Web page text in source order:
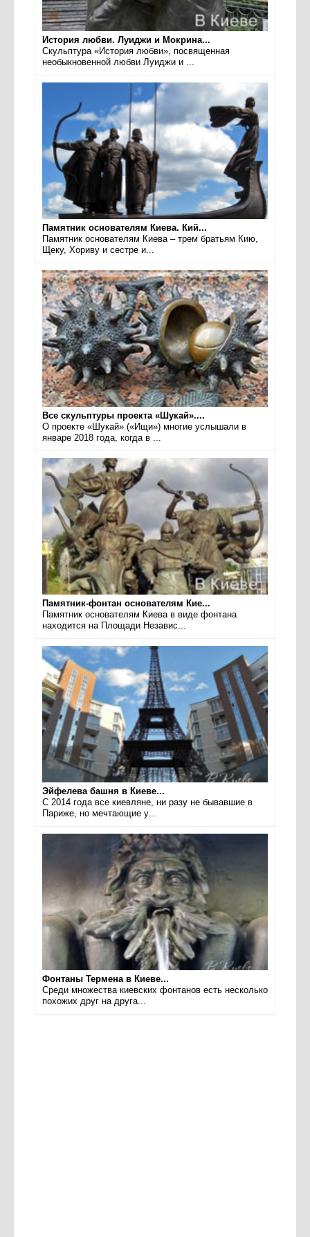
История любви. Луиджи и Мокрина...
Скульптура «История любви», посвященная
необыкновенной любви Луиджи и ...
Памятник основателям Киева. Кий...
Памятник основателям Киева – трем братьям Кию,
Щеку, Хориву и сестре и...
Все скульптуры проекта «Шукай»....
О проекте «Шукай» («Ищи») многие услышали в
январе 2018 года, когда в ...
Памятник-фонтан основателям Кие...
Памятник основателям Киева в виде фонтана
находится на Площади Независ...
Эйфелева башня в Киеве...
С 2014 года все киевляне, ни разу не бывавшие в
Париже, но мечтающие у...
Фонтаны Термена в Киеве...
Среди множества киевских фонтанов есть несколько
похожих друг на друга...